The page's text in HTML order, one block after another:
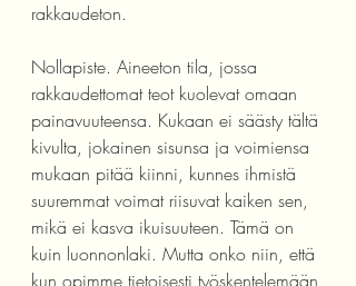
rakkaudeton.
Nollapiste. Aineeton tila, jossa
rakkaudettomat teot kuolevat omaan
painavuuteensa. Kukaan ei säästy tältä
kivulta, jokainen sisunsa ja voimiensa
mukaan pitää kiinni, kunnes ihmistä
suuremmat voimat riisuvat kaiken sen,
mikä ei kasva ikuisuuteen. Tämä on
kuin luonnonlaki. Mutta onko niin, että
kun opimme tietoisesti työskentelemään